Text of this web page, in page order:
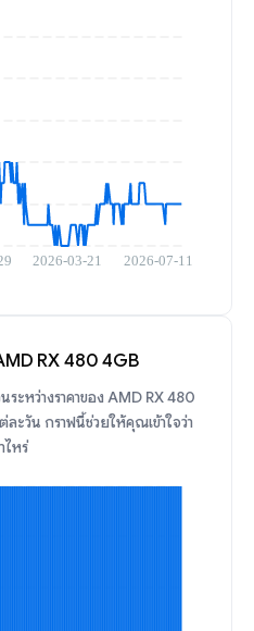
RX 480 4GB
ระหว่างราคาของ AMD RX 480
ะวัน กราฟนี้ช่วยให้คุณเข้าใจว่า
ไหร่